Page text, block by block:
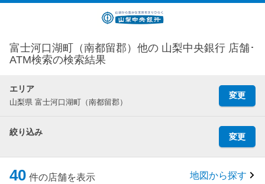
富士河口湖町（南都留郡）他の 山梨中央銀行 店舗･
ATM検索の検索結果
エリア
山梨県 富士河口湖町（南都留郡）
変更
絞り込み 変更
40 件の店舗を表示 地図から探す